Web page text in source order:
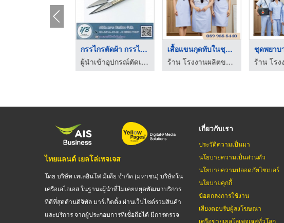
กรรไกรตัดผ้า กรรไกรก ...
ผู้นำเข้าอุปกรณ์ตัดเย็บเสื้อผ้า - หยาง บิลเลียน
เสื้อแขนกุดทับในชุดป ...
ร้าน โรงงานผลิตขายส่งชุดยูนิฟอร์ม - แก้วฟ้าออนไลน์ โบ๊เบ๊
ไทยแลนด์ เยลโล่เพจเจส
โดย บริษัท เทเลอินโฟ มีเดีย จำกัด (มหาชน) บริษัทใน
เครือเอไอเอส ในฐานะผู้นำที่ไม่เคยหยุดพัฒนาบริการ
ที่ดีที่สุดด้านดิจิทัล มาร์เก็ตติ้ง ผ่านเว็บไซต์รวมสินค้า
และบริการ จากผู้ประกอบการที่เชื่อถือได้ มีการตรวจ
เกี่ยวกับเรา
ประวัติความเป็นมา
นโยบายความเป็นส่วนตัว
นโยบายความปลอดภัยไซเบอร์
นโยบายคุกกี้
ข้อตกลงการใช้งาน
เสียงตอบรับผู้ลงโฆษณา
เครือข่ายเยลโล่เพจเจสทั่วโลก